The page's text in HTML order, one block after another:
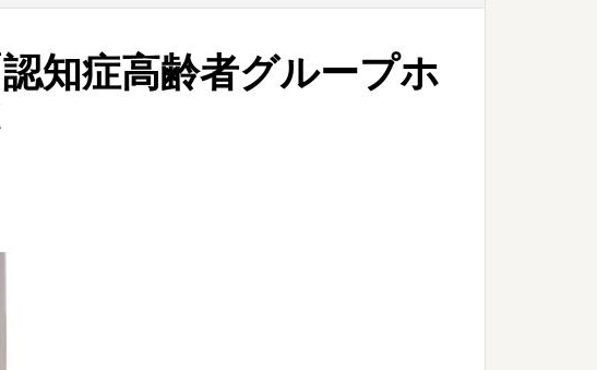
知症高齢者グループホ